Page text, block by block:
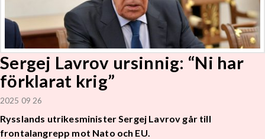
Sergej Lavrov ursinnig: “Ni har
förklarat krig”
2025 09 26
Rysslands utrikesminister Sergej Lavrov går till
frontalangrepp mot Nato och EU.